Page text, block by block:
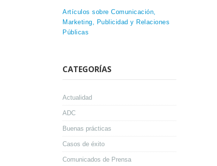
Artículos sobre Comunicación,
Marketing, Publicidad y Relaciones
Públicas
CATEGORÍAS
Actualidad
ADC
Buenas prácticas
Casos de éxito
Comunicados de Prensa